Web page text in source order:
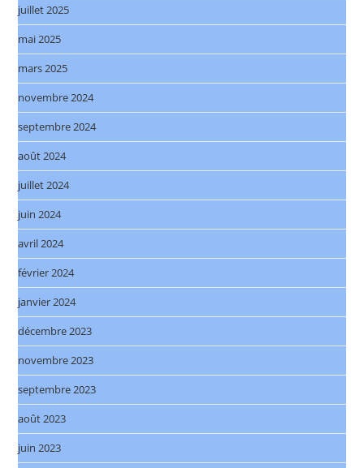
juillet 2025
mai 2025
mars 2025
novembre 2024
septembre 2024
août 2024
juillet 2024
juin 2024
avril 2024
février 2024
janvier 2024
décembre 2023
novembre 2023
septembre 2023
août 2023
juin 2023